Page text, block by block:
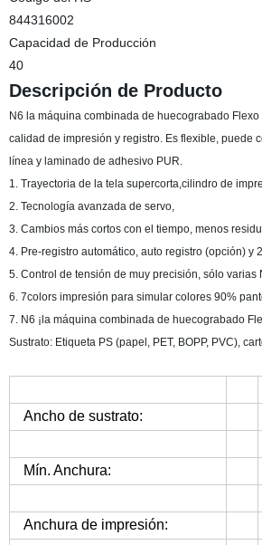
844316002
Capacidad de Producción
40
Descripción de Producto
N6 la máquina combinada de huecograbado
calidad de impresión y registro. Es flexible, puede
línea y laminado de adhesivo PUR.
1. Trayectoria de la tela supercorta,cilindro de
2. Tecnología avanzada de servo,
3. Cambios más cortos con el tiempo, menos
4. Pre-registro automático, auto registro (opción) y
5. Control de tensión de muy precisión, sólo varias
6. 7colors impresión para simular colores 90%
7. N6 ¡la máquina combinada de huecograbado
Sustrato: Etiqueta PS (papel, PET, BOPP, PVC),
Ancho de sustrato:
Mín. Anchura:
Anchura de impresión: